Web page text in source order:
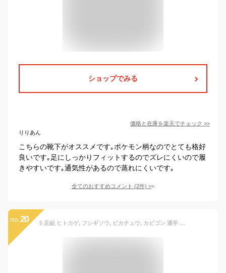
ショップでみる
価格と在庫を楽天でチェック >>
りりあん
こちらの靴下がオススメです｡ポケモン柄なのでとても格好
良いです｡足にしっかりフィットするのでズレにくいので履
きやすいです｡通気性があるので蒸れにくいです｡
全てのおすすめコメント (2件) >
no. 20 5 足組 ヒトカゲ, フシギソウ, ピカチュウ, カビゴン 通学 通園 靴下 キッズ ソックス 男の子 女の子 可愛い ソックス ベビー 幼児用 スニーカーソックス (M:16～18cm/6～8歳)